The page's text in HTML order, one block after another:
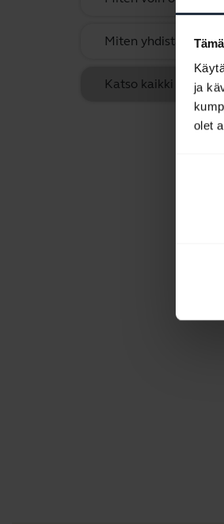
ja
olet
Miten yhdistän
Katso kaikki usein